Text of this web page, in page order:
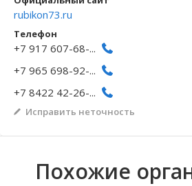
rubikon73.ru
Телефон
+7 917 607-68-...
+7 965 698-92-...
+7 8422 42-26-...
Исправить неточность
Похожие